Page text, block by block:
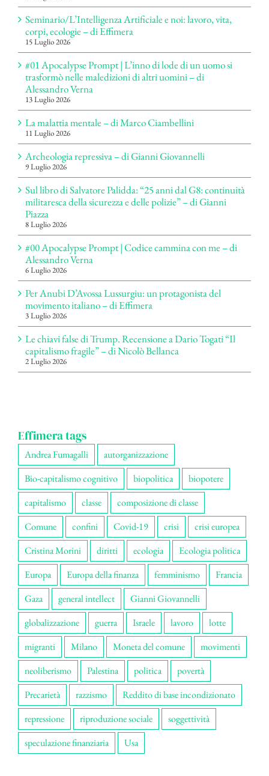
Seminario/L’Intelligenza Artificiale e noi: lavoro, vita,
corpi, ecologie – di Effimera
15 Luglio 2026
#01 Apocalypse Prompt | L’inno di lode di un uomo si
trasformò nelle maledizioni di altri uomini – di
Alessandro Verna
13 Luglio 2026
La malattia mentale – di Marco Ciambellini
11 Luglio 2026
Archeologia repressiva – di Gianni Giovannelli
9 Luglio 2026
Sul libro di Salvatore Palidda: “25 anni dal G8: continuità
militaresca della sicurezza e delle polizie” – di Gianni
Piazza
8 Luglio 2026
#00 Apocalypse Prompt | Codice cammina con me – di
Alessandro Verna
6 Luglio 2026
Per Anubi D’Avossa Lussurgiu: un protagonista del
movimento italiano – di Effimera
3 Luglio 2026
Le chiavi false di Trump. Recensione a Dario Togati “Il
capitalismo fragile” – di Nicolò Bellanca
2 Luglio 2026
Effimera tags
Andrea Fumagalli
autorganizzazione
Bio-capitalismo cognitivo
biopolitica
biopotere
capitalismo
classe
composizione di classe
Comune
confini Covid-19 crisi
crisi europea
Cristina Morini
diritti ecologia
Ecologia politica
Europa
Europa della finanza femminismo
Francia
Gaza
general intellect
Gianni Giovannelli
globalizzazione
guerra Israele lavoro
lotte
migranti
Milano Moneta del comune
movimenti
neoliberismo
Palestina politica
povertà
Precarietà
razzismo
Reddito di base incondizionato
repressione
riproduzione sociale
soggettività
speculazione finanziaria
Usa